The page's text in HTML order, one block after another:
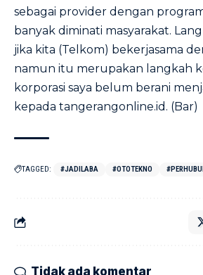
sebagai provider dengan
banyak diminati masyarakat.
jika kita (Telkom) bekerjasama
namun itu merupakan langkah
korporasi saya belum berani
kepada tangerangonline.id . (Bar)
TAGGED: #JADILABA #OTOTEKNO
Tidak ada komentar